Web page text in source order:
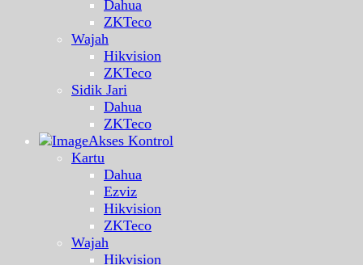
Dahua
ZKTeco
Wajah
Hikvision
ZKTeco
Sidik Jari
Dahua
ZKTeco
Akses Kontrol
Kartu
Dahua
Ezviz
Hikvision
ZKTeco
Wajah
Hikvision